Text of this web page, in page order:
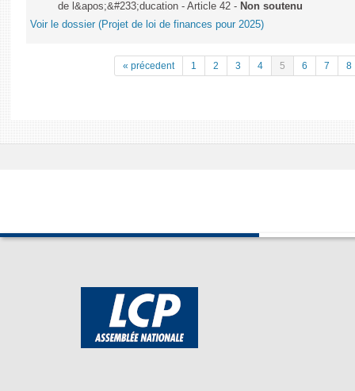
de l&apos;&#233;ducation - Article 42 - Non soutenu
Voir le dossier (Projet de loi de finances pour 2025)
« précedent 1 2 3 4 5 6 7 8